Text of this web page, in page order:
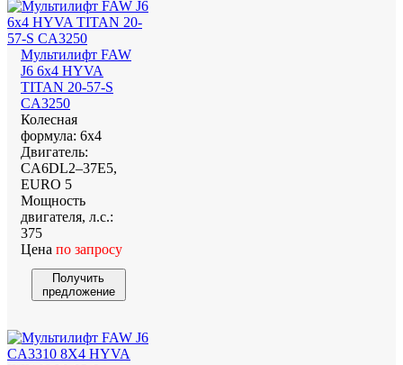
Мультилифт FAW
J6 6х4 HYVA
TITAN 20-57-S
CA3250
Колесная
формула: 6х4
Двигатель:
CA6DL2–37E5,
EURO 5
Мощность
двигателя, л.с.:
375
Цена по запросу
Получить
предложение